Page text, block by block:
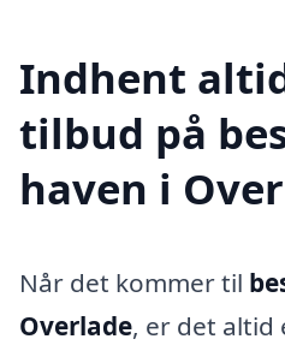
Indhent
tilbud på
haven i
Når det kommer til
Overlade, er det altid